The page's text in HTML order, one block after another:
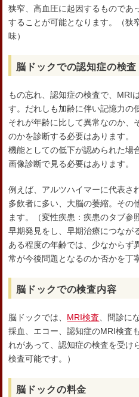
狭窄、高血圧に起因するものであ
することが可能となります。（狭
味）
脳ドックでの認知症の検査
もの忘れ、認知症の検査で、MRI
す。だれしも加齢に伴い記憶力の
それが年齢に比して異常なのか、
のかを診断する必要はあります。
機能としての低下が認められた場
画像診断で見る必要はあります。
例えば、アルツハイマーに代表さ
多飲者に多い、大脳の萎縮。その
ます。（変性疾患：疾患のタブ参
早期発見をし、早期治療につなが
ある程度の年齢では、少なからず
常が今後問題となるのか否かを丁
脳ドックでの検査内容
脳ドックでは、 MRI検査 、問診に
採血、エコー、認知症のMRI検査
れがあって、認知症の検査を受け
検査可能です。）
脳ドックの料金